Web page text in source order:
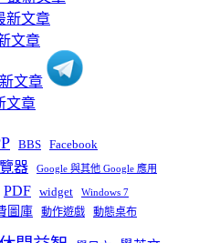
BBS Facebook
器 Google 與其他 Google 應用
PDF widget Windows 7
圖庫 動作遊戲 動態桌布